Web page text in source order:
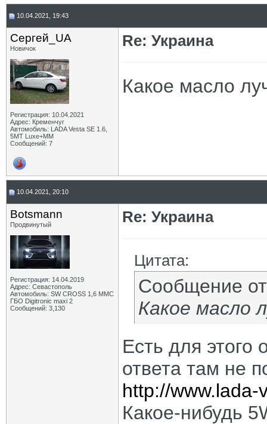
10.04.2021, 19:43
Сергей_UA
Новичок
Регистрация: 10.04.2021
Адрес: Кременчуг
Автомобиль: LADA Vesta SE 1.6,
5МТ Luxe+MM
Сообщений: 7
Re: Украина
Какое масло
10.04.2021, 20:10
Botsmann
Продвинутый
Регистрация: 14.04.2019
Адрес: Севастополь
Автомобиль: SW CROSS 1,6 ММС
ГБО Digitronic maxi 2
Сообщений: 3,130
Re: Украина
Цитата:
Сообщение
Какое масло
Есть для этого
ответа там не
http://
Какое-нибудь